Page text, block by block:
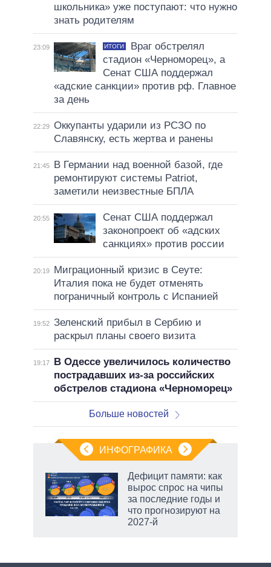
школьника» уже поступают: что нужно
знать родителям
23:09 ИТОГИ
Враг обстрелял
стадион «Черноморец», а
Сенат США поддержал
«адские санкции» против рф. Главное
за день
22:29 Оккупанты ударили из РСЗО по
Славянску, есть жертва и ранены
21:45
В Германии над военной базой, где
ремонтируют системы Patriot,
заметили неизвестные БПЛА
20:55
Сенат США поддержал
законопроект об «адских
санкциях» против россии
20:19
Миграционный кризис в Сеуте:
Италия пока не будет отменять
пограничный контроль с Испанией
19:52 Зеленский прибыл в Сербию и
раскрыл планы своего визита
19:17
В Одессе увеличилось количество
пострадавших из-за российских
обстрелов стадиона «Черноморец»
Больше новостей
ИНФОГРАФИКА
Дефицит памяти: как
вырос спрос на чипы
за последние годы и
что прогнозируют на
2027-й